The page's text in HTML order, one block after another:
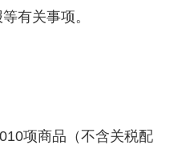
有关事项。
项商品（不含关税配